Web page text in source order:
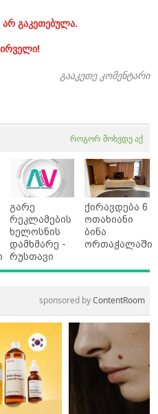
არ გაკეთებულა.
გააკეთე კომენტარი
როგორ მოხვდე აქ
გარე
რეკლამების
ხელოსნის
დამხმარე -
რუსთავი
ქირავდება 6
ოთახიანი
ბინა
ორთაჭალაში
sponsored byContentRoom